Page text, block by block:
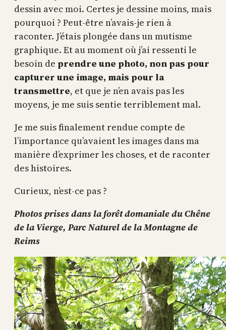
dessin avec moi. Certes je dessine moins, mais
pourquoi ? Peut-être n’avais-je rien à
raconter. J’étais plongée dans un mutisme
graphique. Et au moment où j’ai ressenti le
besoin de prendre une photo, non pas pour
capturer une image, mais pour la
transmettre, et que je n’en avais pas les
moyens, je me suis sentie terriblement mal.
Je me suis finalement rendue compte de
l’importance qu’avaient les images dans ma
manière d’exprimer les choses, et de raconter
des histoires.
Curieux, n’est-ce pas ?
Photos prises dans la forêt domaniale du Chêne
de la Vierge, Parc Naturel de la Montagne de
Reims